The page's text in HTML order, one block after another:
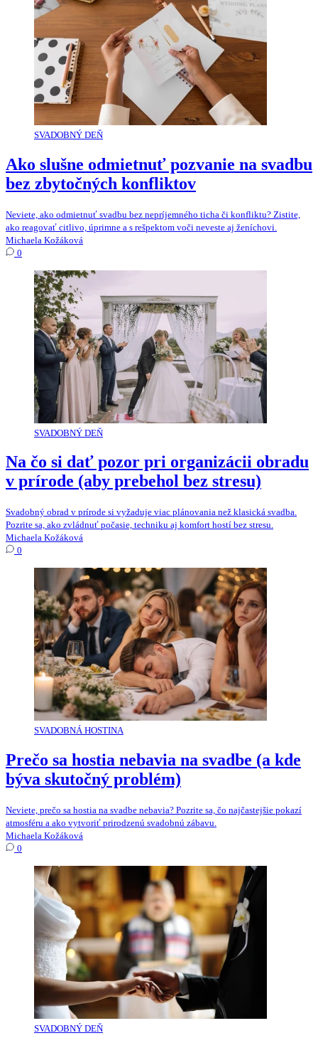
SVADOBNÝ DEŇ
Ako slušne odmietnuť pozvanie na svadbu
bez zbytočných konfliktov
Neviete, ako odmietnuť svadbu bez nepríjemného ticha či konfliktu? Zistite,
ako reagovať citlivo, úprimne a s rešpektom voči neveste aj ženíchovi.
Michaela Kožáková
0
SVADOBNÝ DEŇ
Na čo si dať pozor pri organizácii obradu
v prírode (aby prebehol bez stresu)
Svadobný obrad v prírode si vyžaduje viac plánovania než klasická svadba.
Pozrite sa, ako zvládnuť počasie, techniku aj komfort hostí bez stresu.
Michaela Kožáková
0
SVADOBNÁ HOSTINA
Prečo sa hostia nebavia na svadbe (a kde
býva skutočný problém)
Neviete, prečo sa hostia na svadbe nebavia? Pozrite sa, čo najčastejšie pokazí
atmosféru a ako vytvoriť prirodzenú svadobnú zábavu.
Michaela Kožáková
0
SVADOBNÝ DEŇ